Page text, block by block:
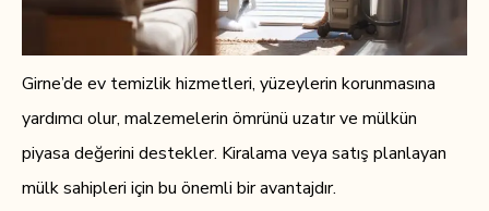
Girne’de ev temizlik hizmetleri, yüzeylerin korunmasına
yardımcı olur, malzemelerin ömrünü uzatır ve mülkün
piyasa değerini destekler. Kiralama veya satış planlayan
mülk sahipleri için bu önemli bir avantajdır.